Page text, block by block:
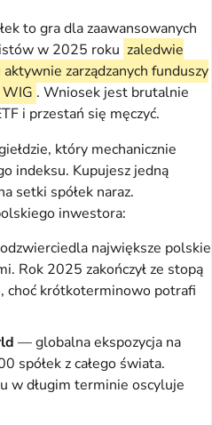
to gra dla zaawansowanych
w 2025 roku zaledwie
zarządzanych funduszy
WIG . Wniosek jest brutalnie
i przestań się męczyć.
który mechanicznie
indeksu. Kupujesz jedną
setki spółek naraz.
inwestora:
największe polskie
Rok 2025 zakończył ze stopą
choć krótkoterminowo potrafi
— globalna ekspozycja na
spółek z całego świata.
w długim terminie oscyluje